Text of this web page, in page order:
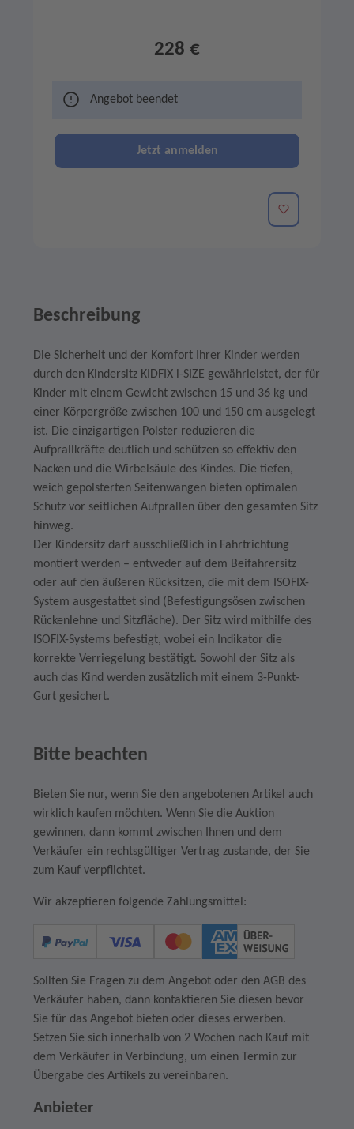
228 €
Angebot beendet
Jetzt anmelden
Merken
Beschreibung
Die Sicherheit und der Komfort Ihrer Kinder werden
durch den Kindersitz KIDFIX i-SIZE gewährleistet, der für
Kinder mit einem Gewicht zwischen 15 und 36 kg und
einer Körpergröße zwischen 100 und 150 cm ausgelegt
ist. Die einzigartigen Polster reduzieren die
Aufprallkräfte deutlich und schützen so effektiv den
Nacken und die Wirbelsäule des Kindes. Die tiefen,
weich gepolsterten Seitenwangen bieten optimalen
Schutz vor seitlichen Aufprallen über den gesamten Sitz
hinweg.
Der Kindersitz darf ausschließlich in Fahrtrichtung
montiert werden – entweder auf dem Beifahrersitz
oder auf den äußeren Rücksitzen, die mit dem ISOFIX-
System ausgestattet sind (Befestigungsösen zwischen
Rückenlehne und Sitzfläche). Der Sitz wird mithilfe des
ISOFIX-Systems befestigt, wobei ein Indikator die
korrekte Verriegelung bestätigt. Sowohl der Sitz als
auch das Kind werden zusätzlich mit einem 3-Punkt-
Gurt gesichert.
Bitte beachten
Bieten Sie nur, wenn Sie den angebotenen Artikel auch
wirklich kaufen möchten. Wenn Sie die Auktion
gewinnen, dann kommt zwischen Ihnen und dem
Verkäufer ein rechtsgültiger Vertrag zustande, der Sie
zum Kauf verpflichtet.
Wir akzeptieren folgende Zahlungsmittel:
Sollten Sie Fragen zu dem Angebot oder den AGB des
Verkäufer haben, dann kontaktieren Sie diesen bevor
Sie für das Angebot bieten oder dieses erwerben.
Setzen Sie sich innerhalb von 2 Wochen nach Kauf mit
dem Verkäufer in Verbindung, um einen Termin zur
Übergabe des Artikels zu vereinbaren.
Anbieter